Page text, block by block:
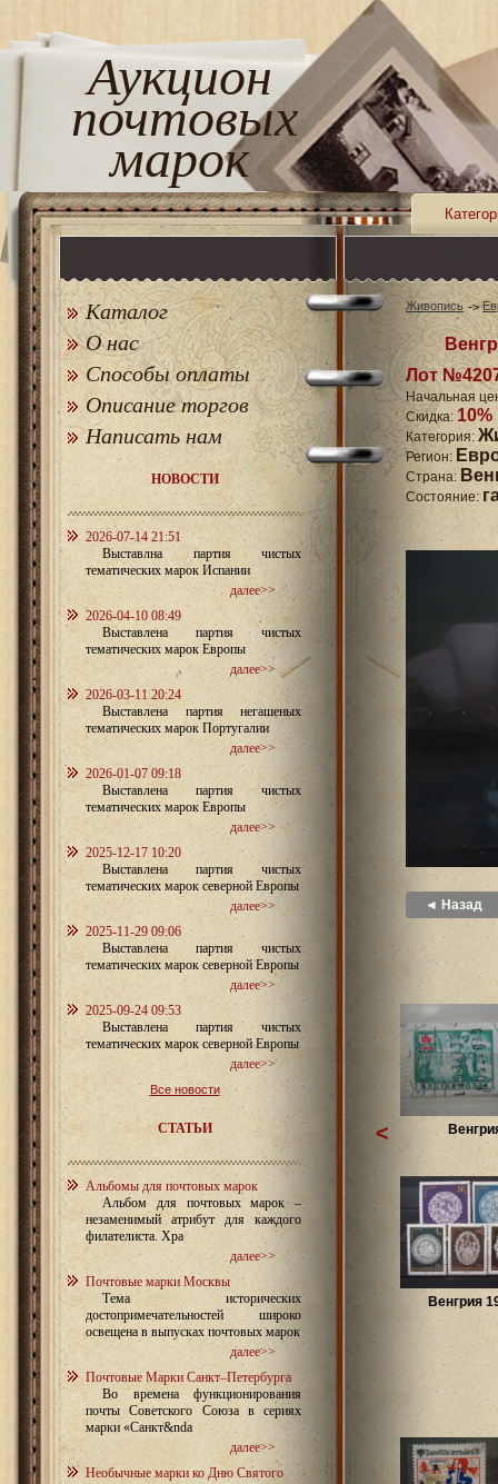
Аукцион
почтовых
марок
Каталог
О нас
Способы оплаты
Описание торгов
Написать нам
НОВОСТИ
2026-07-14 21:51
Выставлна партия чистых
тематических марок Испании
далее>>
2026-04-10 08:49
Выставлена партия чистых
тематических марок Европы
далее>>
2026-03-11 20:24
Выставлена партия негашеных
тематических марок Португалии
далее>>
2026-01-07 09:18
Выставлена партия чистых
тематических марок Европы
далее>>
2025-12-17 10:20
Выставлена партия чистых
тематических марок северной Европы
далее>>
2025-11-29 09:06
Выставлена партия чистых
тематических марок северной Европы
далее>>
2025-09-24 09:53
Выставлена партия чистых
тематических марок северной Европы
далее>>
Все новости
СТАТЬИ
Альбомы для почтовых марок
Альбом для почтовых марок –
незаменимый атрибут для каждого
филателиста. Хра
далее>>
Почтовые марки Москвы
Тема исторических
достопримечательностей широко
освещена в выпусках почтовых марок
далее>>
Почтовые Марки Санкт–Петербурга
Во времена функционирования
почты Советского Союза в сериях
марки «Санкт&nda
далее>>
Необычные марки ко Дню Святого
Живопись
Лот
Начальная
Скидка: 10%
Категория:
Регион:
Страна:
Состояние:
◄ Назад
Венгрия
<